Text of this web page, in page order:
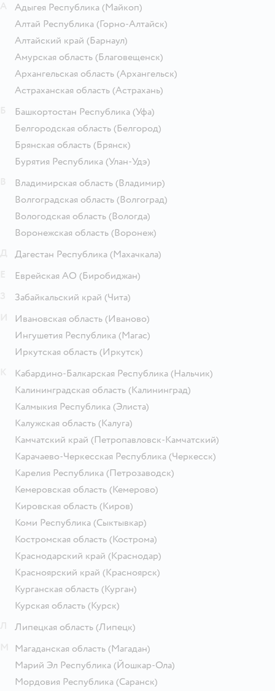
Адыгея Республика (Майкоп)
Алтай Республика (Горно-Алтайск)
Алтайский край (Барнаул)
Амурская область (Благовещенск)
Архангельская область (Архангельск)
Астраханская область (Астрахань)
Башкортостан Республика (Уфа)
Белгородская область (Белгород)
Брянская область (Брянск)
Бурятия Республика (Улан-Удэ)
Владимирская область (Владимир)
Волгоградская область (Волгоград)
Вологодская область (Вологда)
Воронежская область (Воронеж)
Дагестан Республика (Махачкала)
Еврейская АО (Биробиджан)
Забайкальский край (Чита)
Ивановская область (Иваново)
Ингушетия Республика (Магас)
Иркутская область (Иркутск)
Кабардино-Балкарская Республика (Нальчик)
Калининградская область (Калининград)
Калмыкия Республика (Элиста)
Калужская область (Калуга)
Камчатский край (Петропавловск-Камчатский)
Карачаево-Черкесская Республика (Черкесск)
Карелия Республика (Петрозаводск)
Кемеровская область (Кемерово)
Кировская область (Киров)
Коми Республика (Сыктывкар)
Костромская область (Кострома)
Краснодарский край (Краснодар)
Красноярский край (Красноярск)
Курганская область (Курган)
Курская область (Курск)
Липецкая область (Липецк)
Магаданская область (Магадан)
Марий Эл Республика (Йошкар-Ола)
Мордовия Республика (Саранск)